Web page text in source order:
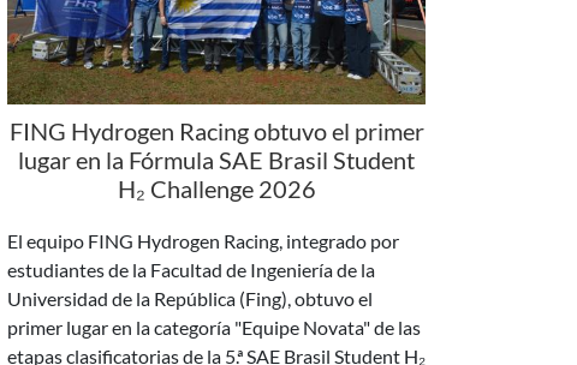
FING Hydrogen Racing obtuvo el primer
lugar en la Fórmula SAE Brasil Student
H₂ Challenge 2026
El equipo FING Hydrogen Racing, integrado por
estudiantes de la Facultad de Ingeniería de la
Universidad de la República (Fing), obtuvo el
primer lugar en la categoría "Equipe Novata" de las
etapas clasificatorias de la 5.ª SAE Brasil Student H₂
Challenge, en la que compiten equipos
universitarios dedicados al diseño y desarrollo de